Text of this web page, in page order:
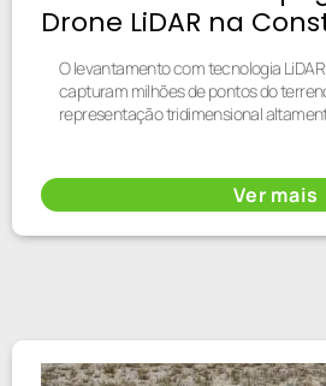
Drone LiDAR na
O levantamento com tecnologia
capturam milhões de pontos do
representação tridimensional
Ver mais